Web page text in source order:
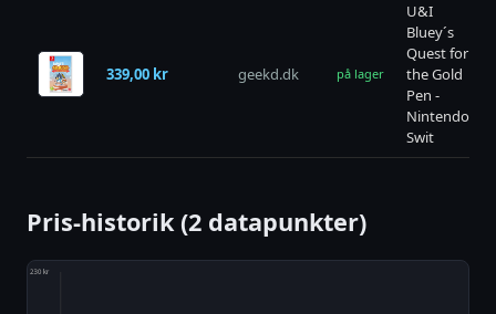
339,00 kr geekd.dk på lager
U&I
Bluey´s
Quest for
the Gold
Pen -
Nintendo
Swit
Pris-historik (2 datapunkter)